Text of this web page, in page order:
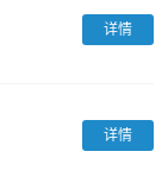
详情
详情